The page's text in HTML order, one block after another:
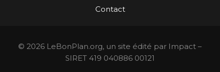
Contact
© 2026 LeBonPlan.org, un site édité par Impact –
SIRET 419 040886 00121